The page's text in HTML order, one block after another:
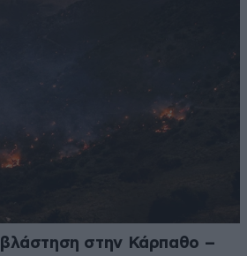
στην Κάρπαθο –